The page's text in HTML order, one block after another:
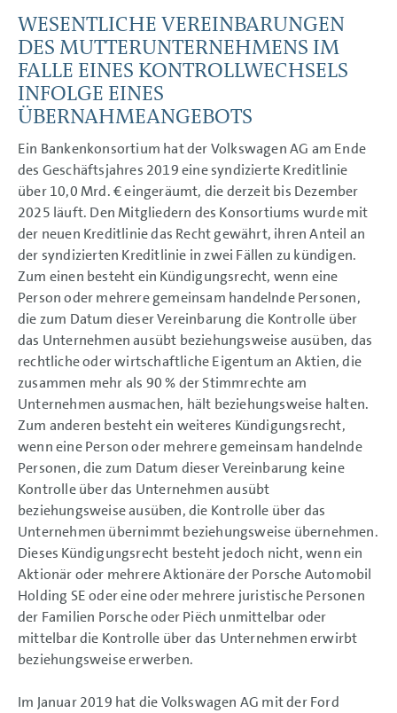
WESENTLICHE VEREINBARUNGEN
DES MUTTERUNTERNEHMENS IM
FALLE EINES KONTROLLWECHSELS
INFOLGE EINES
ÜBERNAHMEANGEBOTS
Ein Bankenkonsortium hat der Volkswagen AG am Ende
des Geschäftsjahres 2019 eine syndizierte Kreditlinie
über10,0 Mrd. €eingeräumt, die derzeit bis Dezember
2025 läuft. Den Mitgliedern des Konsortiums wurde mit
der neuen Kreditlinie das Recht gewährt, ihren Anteil an
der syndizierten Kreditlinie in zwei Fällen zu kündigen.
Zum einen besteht ein Kündigungsrecht, wenn eine
Person oder mehrere gemeinsam handelnde Personen,
die zum Datum dieser Vereinbarung die Kontrolle über
das Unternehmen ausübt beziehungsweise ausüben, das
rechtliche oder wirtschaftliche Eigentum an Aktien, die
zusammen mehr als 90 % der Stimmrechte am
Unternehmen ausmachen, hält beziehungsweise halten.
Zum anderen besteht ein weiteres Kündigungsrecht,
wenn eine Person oder mehrere gemeinsam handelnde
Personen, die zum Datum dieser Vereinbarung keine
Kontrolle über das Unternehmen ausübt
beziehungsweise ausüben, die Kontrolle über das
Unternehmen übernimmt beziehungsweise übernehmen.
Dieses Kündigungsrecht besteht jedoch nicht, wenn ein
Aktionär oder mehrere Aktionäre der Porsche Automobil
Holding SE oder eine oder mehrere juristische Personen
der Familien Porsche oder Piëch unmittelbar oder
mittelbar die Kontrolle über das Unternehmen erwirbt
beziehungsweise erwerben.
Im Januar 2019 hat die Volkswagen AG mit der Ford